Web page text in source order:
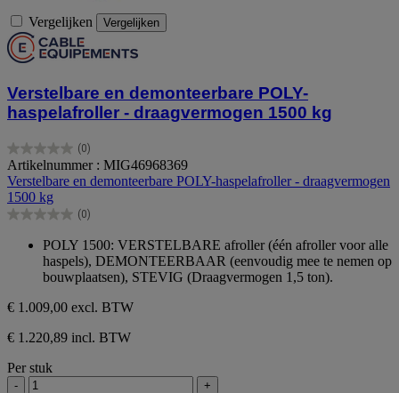
Vergelijken Vergelijken
Verstelbare en demonteerbare POLY-
haspelafroller - draagvermogen 1500 kg
(0)
0.0
van
de
5
sterren.
Artikelnummer : MIG46968369
Verstelbare en demonteerbare POLY-haspelafroller - draagvermogen
1500 kg
(0)
0.0
sterren.
POLY 1500: VERSTELBARE afroller (één afroller voor alle
haspels), DEMONTEERBAAR (eenvoudig mee te nemen op
bouwplaatsen), STEVIG (Draagvermogen 1,5 ton).
€ 1.009,00 excl. BTW
€ 1.220,89 incl. BTW
Per stuk
- +